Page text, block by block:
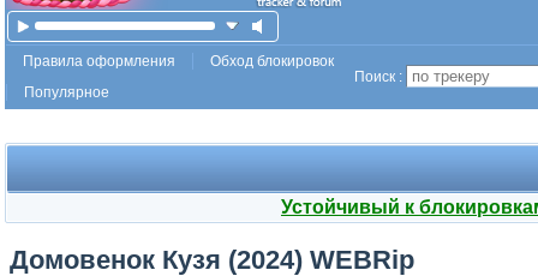
Правила оформления
Обход блокировок
Популярное
Поиск :
Устойчивый к
Домовенок Кузя (2024) WEBRip